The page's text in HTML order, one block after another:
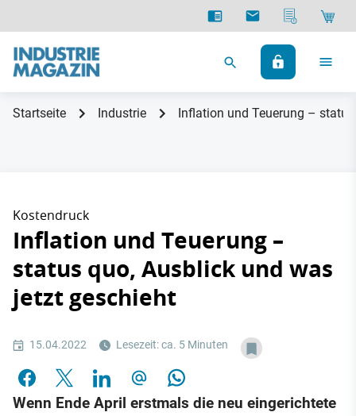
Startseite Industrie Inflation und Teuerung –
Kostendruck
Inflation und Teuerung –
status quo, Ausblick und was
jetzt geschieht
15.04.2022 Lesezeit: ca. 5 Minuten
Wenn Ende April erstmals die neu eingerichtete